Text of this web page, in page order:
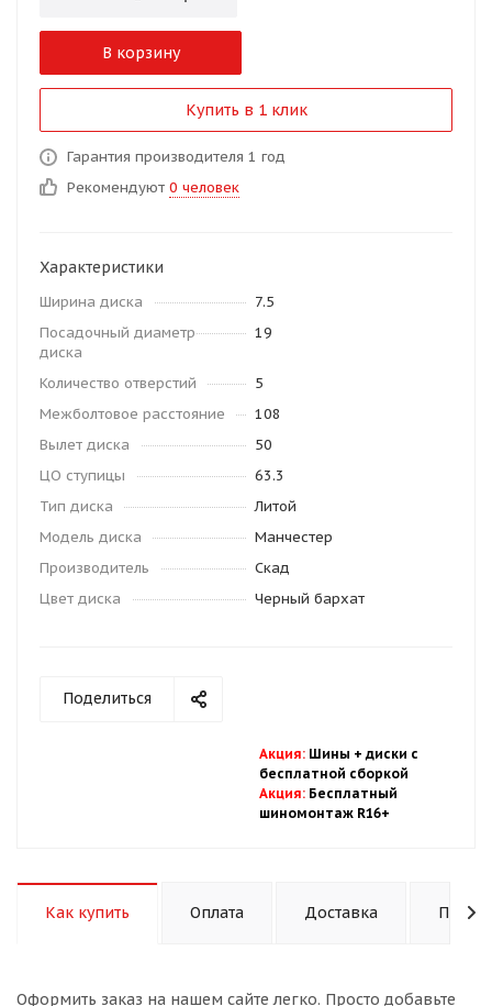
В корзину
Купить в 1 клик
Гарантия производителя 1 год
Рекомендуют 0 человек
Характеристики
Ширина диска
7.5
Посадочный диаметр
диска
19
Количество отверстий
5
Межболтовое расстояние
108
Вылет диска
50
ЦО ступицы
63.3
Тип диска
Литой
Модель диска
Манчестер
Производитель
Скад
Цвет диска
Черный бархат
Поделиться
Акция: Шины + диски с
бесплатной сборкой
Акция: Бесплатный
шиномонтаж R16+
Как купить Оплата Доставка
Оформить заказ на нашем сайте легко. Просто добавьте